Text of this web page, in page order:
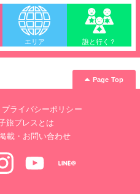
エリア 誰と行く？
Page Top
プライバシーポリシー
旅プレスとは
載・お問い合わせ